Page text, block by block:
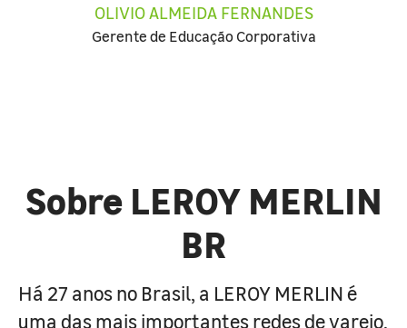
OLIVIO ALMEIDA FERNANDES
Gerente de Educação Corporativa
Sobre LEROY MERLIN
BR
Há 27 anos no Brasil, a LEROY MERLIN é
uma das mais importantes redes de varejo,